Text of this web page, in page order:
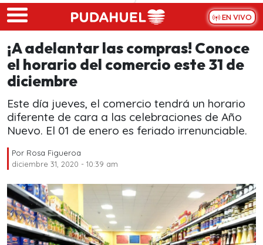
Skip to main content
EN VIVO
¡A adelantar las compras! Conoce
el horario del comercio este 31 de
diciembre
Este día jueves, el comercio tendrá un horario
diferente de cara a las celebraciones de Año
Nuevo. El 01 de enero es feriado irrenunciable.
Por Rosa Figueroa
diciembre 31, 2020 - 10:39 am